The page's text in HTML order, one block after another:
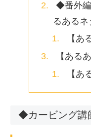
◆番外編
るあるネ
【あ
【ある
【あ
◆カービング講